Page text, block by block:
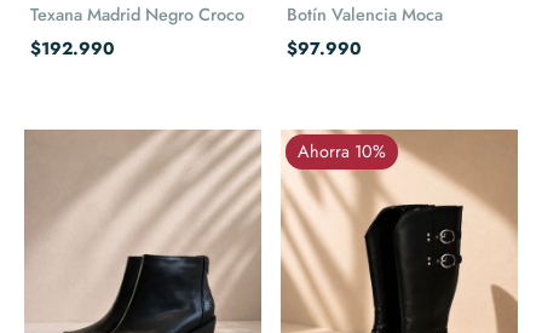
Texana Madrid Negro Croco
$192.990
Botín Valencia Moca
$97.990
Ahorra 10%